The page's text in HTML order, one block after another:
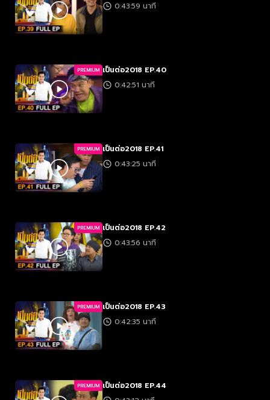
0:43:59 นาที
PREMIUM เป็นต่อ2018 EP.40
0:42:51 นาที
PREMIUM เป็นต่อ2018 EP.41
0:43:25 นาที
PREMIUM เป็นต่อ2018 EP.42
0:43:56 นาที
PREMIUM เป็นต่อ2018 EP.43
0:42:35 นาที
PREMIUM เป็นต่อ2018 EP.44